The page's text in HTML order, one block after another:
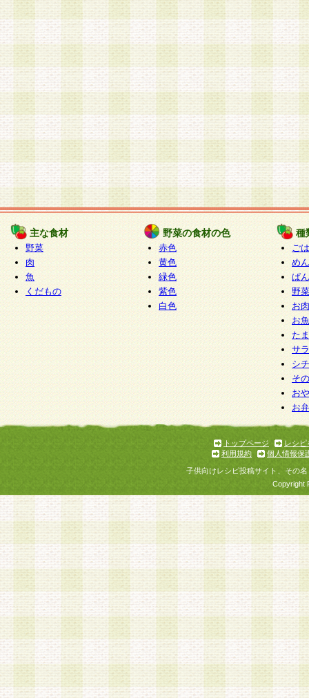
主な食材
野菜
肉
魚
くだもの
野菜の食材の色
赤色
黄色
緑色
紫色
白色
種
ご
めん
ぱん
野
お
お
た
サ
シ
そ
お
お
トップページ
レシピ
利用規約
個人情報保
子供向けレシピ投稿サイト、その
Copyright